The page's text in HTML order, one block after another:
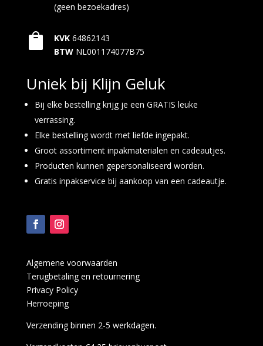
(geen bezoekadres)
 KVK 64862143
BTW NL001174077B75
Uniek bij Klijn Geluk
Bij elke bestelling krijg je een GRATIS leuke
verrassing.
Elke bestelling wordt met liefde ingepakt.
Groot assortiment inpakmaterialen en cadeautjes.
Producten kunnen gepersonaliseerd worden.
Gratis inpakservice bij aankoop van een cadeautje.
Algemene voorwaarden
Terugbetaling en retournering
Privacy Policy
Herroeping
Verzending binnen 2-5 werkdagen.